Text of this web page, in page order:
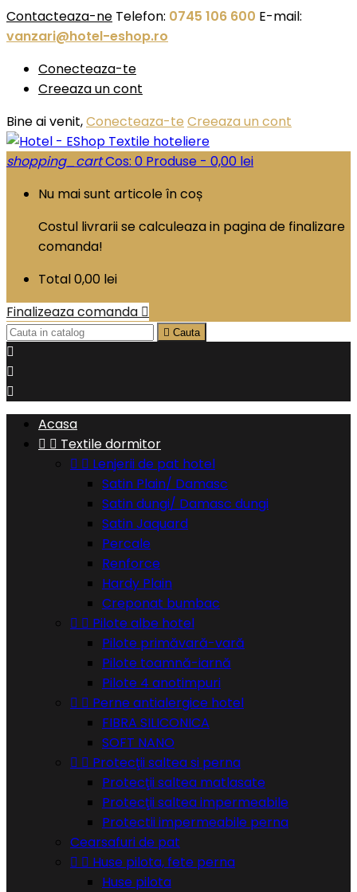
Contacteaza-ne Telefon: 0745 106 600 E-mail:
vanzari@hotel-eshop.ro
Conecteaza-te
Creeaza un cont
Bine ai venit,Conecteaza-te Creeaza un cont
shopping_cartCos: 0 Produse - 0,00 lei
Nu mai sunt articole în coș
Costul livrarii se calculeaza in pagina de finalizare
comanda!
Total0,00 lei
Finalizeaza comanda 
 Cauta



Acasa
  Textile dormitor
  Lenjerii de pat hotel
Satin Plain/ Damasc
Satin dungi/ Damasc dungi
Satin Jaquard
Percale
Renforce
Hardy Plain
Creponat bumbac
  Pilote albe hotel
Pilote primăvară-vară
Pilote toamnă-iarnă
Pilote 4 anotimpuri
  Perne antialergice hotel
FIBRA SILICONICA
SOFT NANO
  Protecţii saltea si perna
Protecţii saltea matlasate
Protecţii saltea impermeabile
Protectii impermeabile perna
Cearsafuri de pat
  Huse pilota, fete perna
Huse pilota